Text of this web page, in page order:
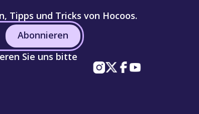
Tipps und Tricks von Hocoos.
Abonnieren
Sie uns bitte